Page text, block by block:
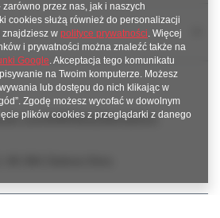
KAROlineZielonaGora
przez nas, jak i naszych
cookies służą również do personalizacji
znajdziesz w polityce prywatności. Więcej
i prywatności można znaleźć także na
Google. Akceptacja tego komunikatu
na Twoim komputerze. Możesz
lub dostępu do nich klikając w
Zgodę możesz wycofać w dowolnym
plików cookies z przeglądarki z danego